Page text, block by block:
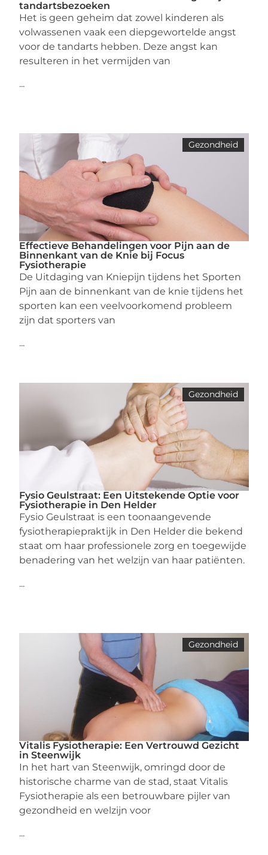
tandartsbezoeken
Het is geen geheim dat zowel kinderen als
volwassenen vaak een diepgewortelde angst
voor de tandarts hebben. Deze angst kan
resulteren in het vermijden van
...
Gezondheid
Effectieve Behandelingen voor Pijn aan de
Binnenkant van de Knie bij Focus
Fysiotherapie
De Uitdaging van Kniepijn tijdens het Sporten
Pijn aan de binnenkant van de knie tijdens het
sporten kan een veelvoorkomend probleem
zijn dat sporters van
...
Gezondheid
Fysio Geulstraat: Een Uitstekende Optie voor
Fysiotherapie in Den Helder
Fysio Geulstraat is een toonaangevende
fysiotherapiepraktijk in Den Helder die bekend
staat om haar professionele zorg en toegewijde
benadering van het welzijn van haar patiënten.
...
Gezondheid
Vitalis Fysiotherapie: Een Vertrouwd Gezicht
in Steenwijk
In het hart van Steenwijk, omringd door de
historische charme van de stad, staat Vitalis
Fysiotherapie als een betrouwbare pijler van
gezondheid en welzijn voor
...